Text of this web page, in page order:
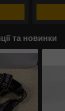
та новинки